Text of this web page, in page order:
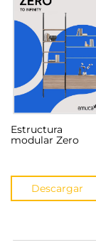
Estructura
modular Zero
Descargar